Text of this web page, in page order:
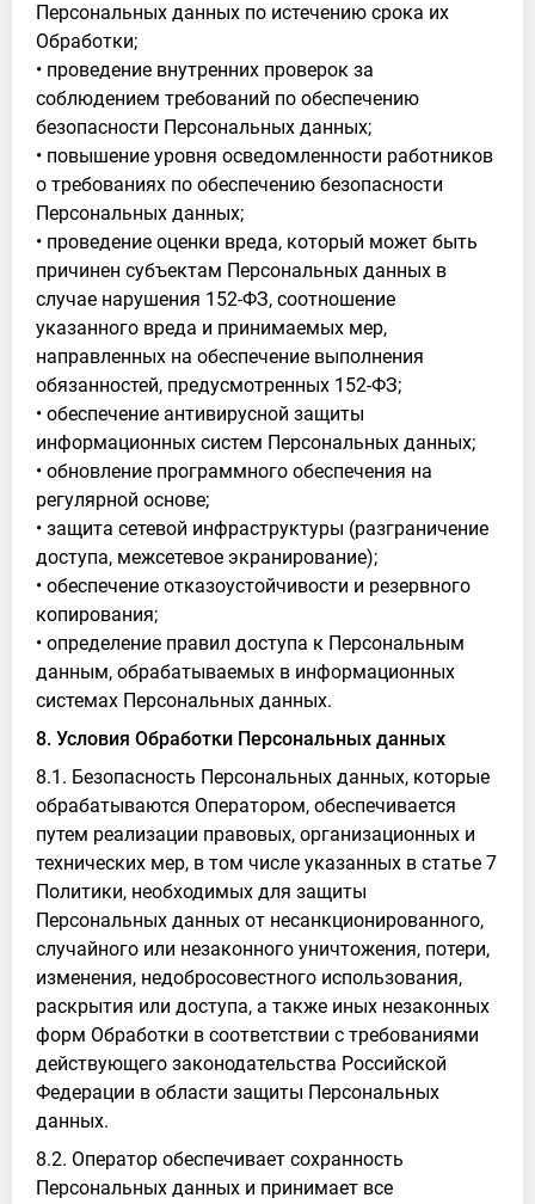
Персональных данных по истечению срока их
Обработки;
• проведение внутренних проверок за
соблюдением требований по обеспечению
безопасности Персональных данных;
• повышение уровня осведомленности работников
о требованиях по обеспечению безопасности
Персональных данных;
• проведение оценки вреда, который может быть
причинен субъектам Персональных данных в
случае нарушения 152-ФЗ, соотношение
указанного вреда и принимаемых мер,
направленных на обеспечение выполнения
обязанностей, предусмотренных 152-ФЗ;
• обеспечение антивирусной защиты
информационных систем Персональных данных;
• обновление программного обеспечения на
регулярной основе;
• защита сетевой инфраструктуры (разграничение
доступа, межсетевое экранирование);
• обеспечение отказоустойчивости и резервного
копирования;
• определение правил доступа к Персональным
данным, обрабатываемых в информационных
системах Персональных данных.
8. Условия Обработки Персональных данных
8.1. Безопасность Персональных данных, которые
обрабатываются Оператором, обеспечивается
путем реализации правовых, организационных и
технических мер, в том числе указанных в статье 7
Политики, необходимых для защиты
Персональных данных от несанкционированного,
случайного или незаконного уничтожения, потери,
изменения, недобросовестного использования,
раскрытия или доступа, а также иных незаконных
форм Обработки в соответствии с требованиями
действующего законодательства Российской
Федерации в области защиты Персональных
данных.
8.2. Оператор обеспечивает сохранность
Персональных данных и принимает все